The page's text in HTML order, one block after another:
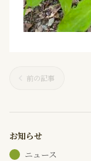
前の記事
お知らせ
ニュース